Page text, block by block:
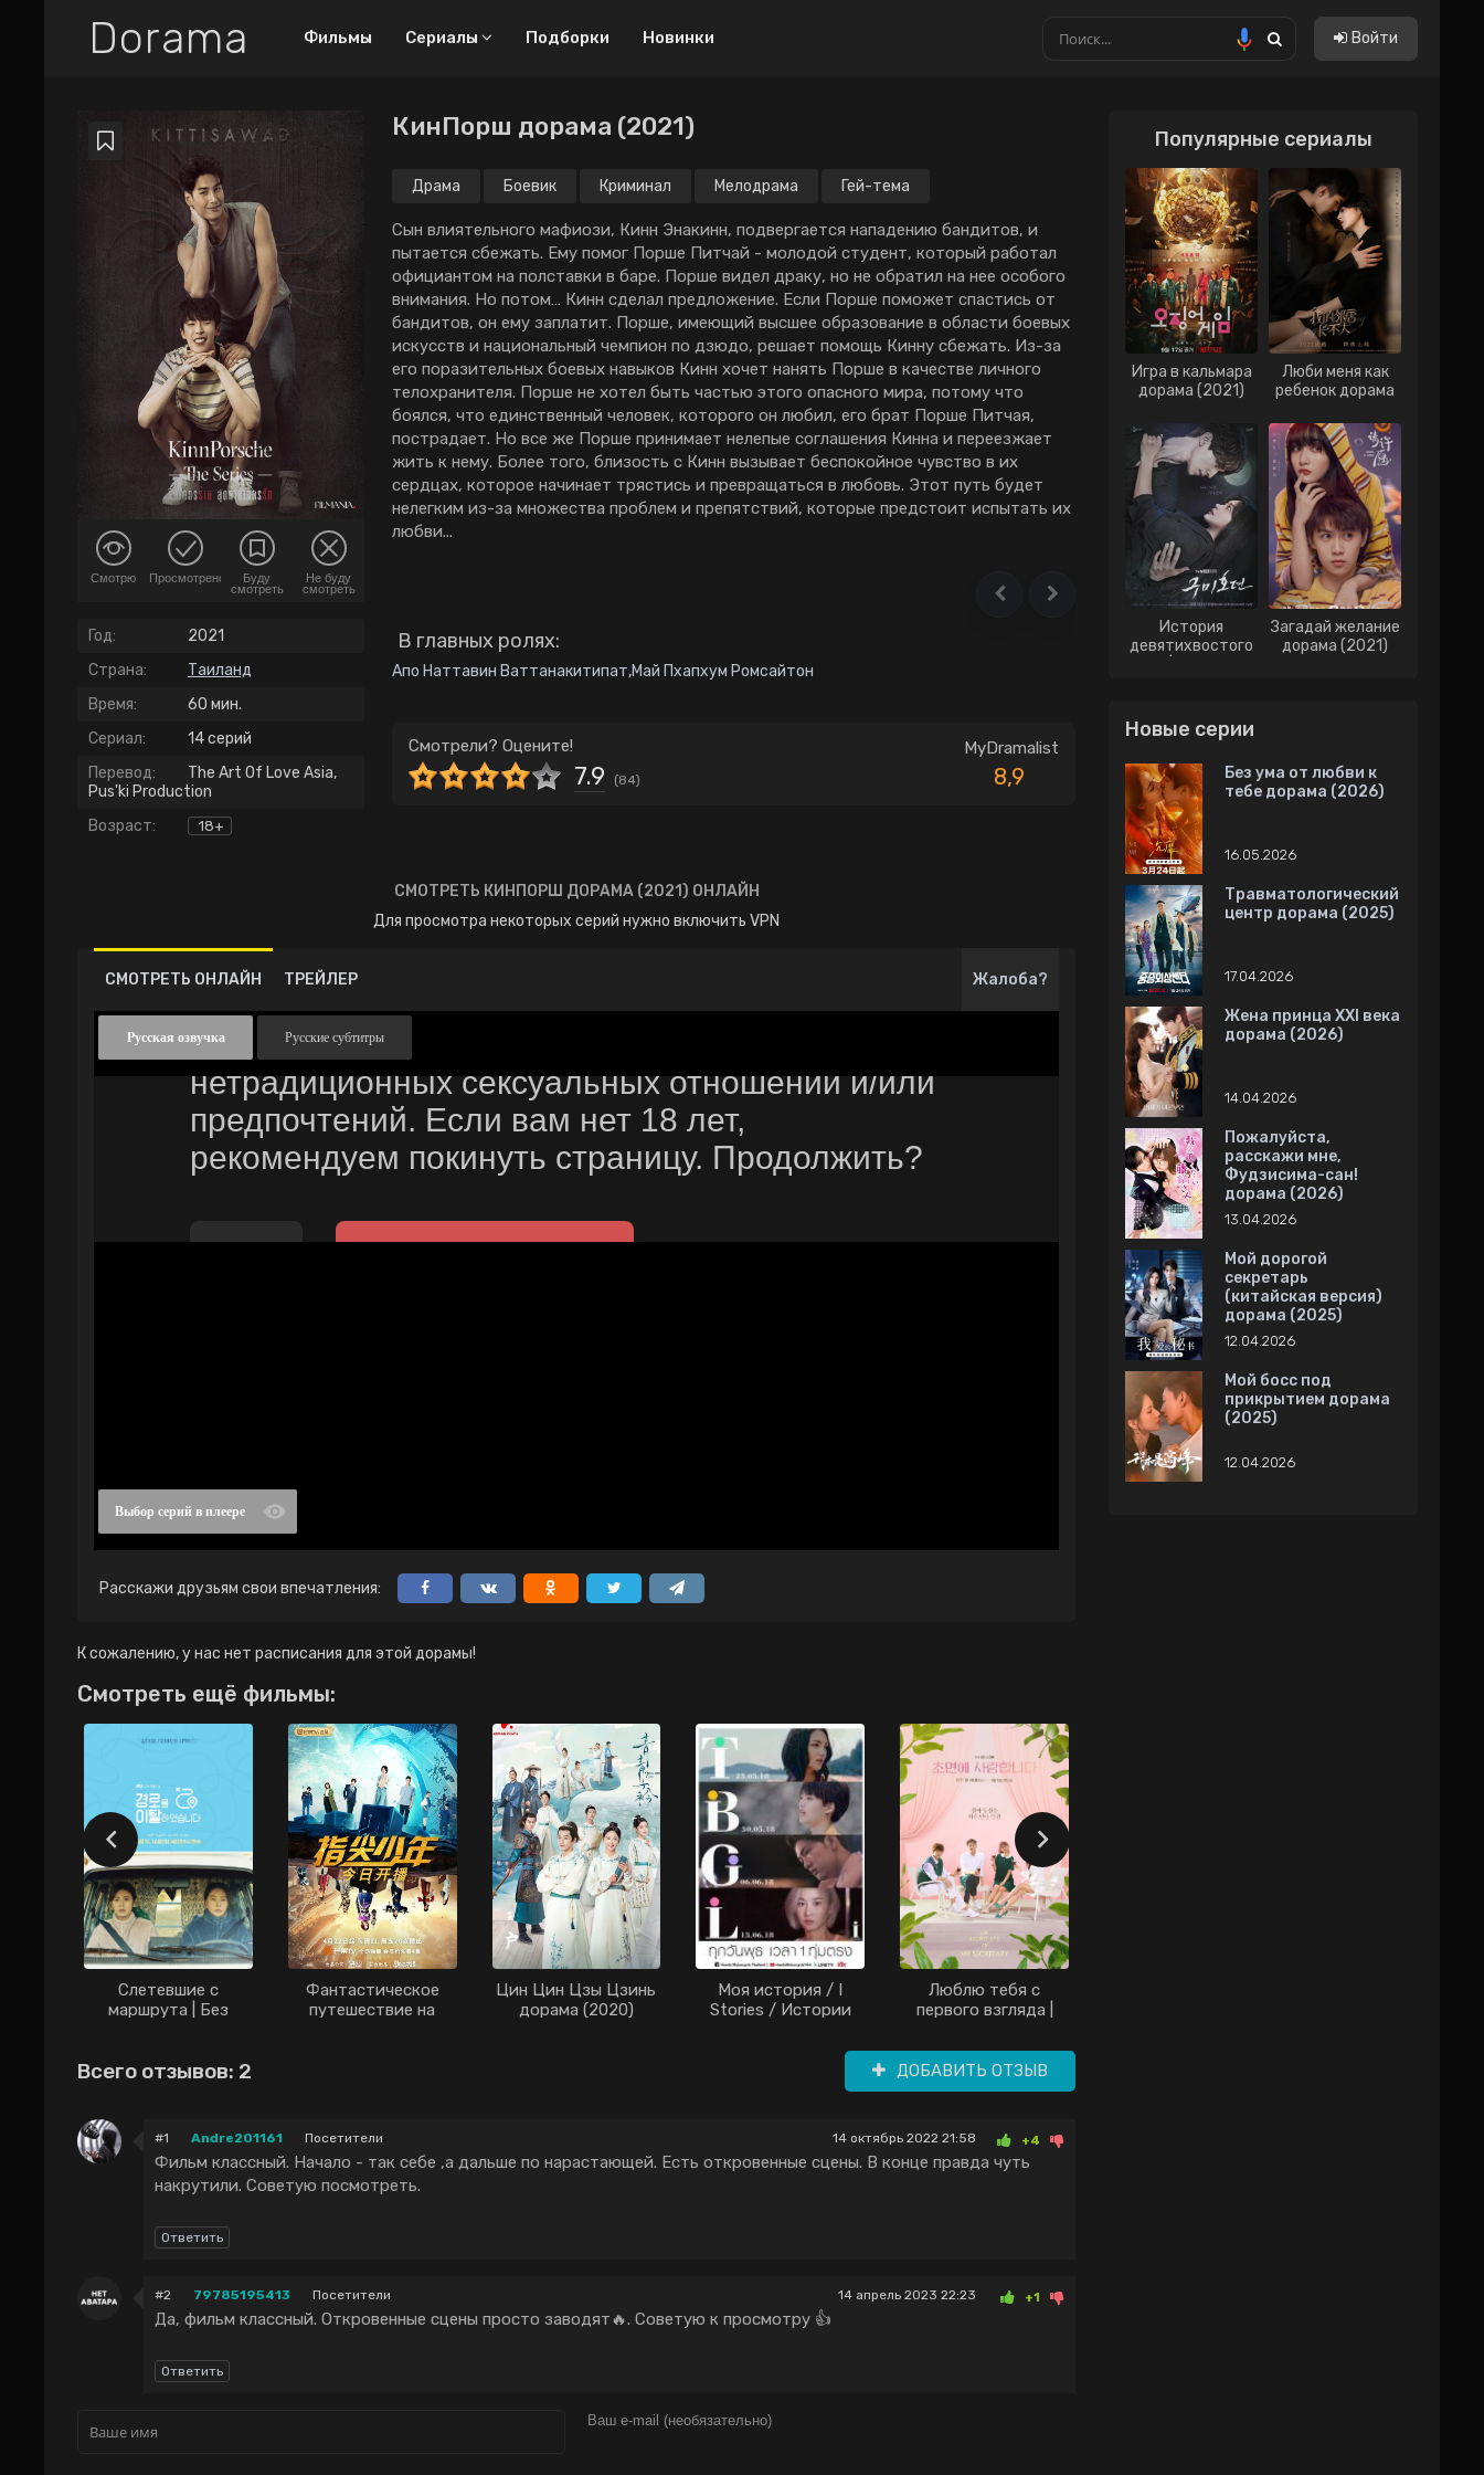
Dorama Фильмы Сериалы
Все дорамы
ТОП-100
Про любовный
труугольник
Про богатых парней
2026
2024
2023
2021
2020
2018
Драма
Боевик
Музыка
Военный
Детектив
Мистика
Биография
Мини-дорамы
Исторический
Комедия
Мелодрама
Приключения
Спорт
ТВ шоу
Триллер
Фантастика
18+
Корея Южная
Тайванськие
Филиппинские
Вьетнам
Гонконг
Малайзия
Сингапур
Подборки Новинки Войти
КинПорш дорама (2021)
Драма Боевик Криминал Мелодрама Гей-тема
Сын влиятельного мафиози, Кинн Энакинн, подвергается нападению бандитов, и
пытается сбежать. Ему помог Порше Питчай - молодой студент, который работал
официантом на полставки в баре. Порше видел драку, но не обратил на нее особого
внимания. Но потом… Кинн сделал предложение. Если Порше поможет спастись от
бандитов, он ему заплатит. Порше, имеющий высшее образование в области боевых
искусств и национальный чемпион по дзюдо, решает помощь Кинну сбежать. Из-за
его поразительных боевых навыков Кинн хочет нанять Порше в качестве личного
телохранителя. Порше не хотел быть частью этого опасного мира, потому что
боялся, что единственный человек, которого он любил, его брат Порше Питчая,
пострадает. Но все же Порше принимает нелепые соглашения Кинна и переезжает
жить к нему. Более того, близость с Кинн вызывает беспокойное чувство в их
сердцах, которое начинает трястись и превращаться в любовь. Этот путь будет
нелегким из-за множества проблем и препятствий, которые предстоит испытать их
любви...
В главных ролях:
Апо Наттавин Ваттанакитипат,Май Пхапхум Ромсайтон
Смотрели? Оцените!
7.9 (84)
MyDramalist
8,9
Смотрю Просмотрено
Буду
смотреть
Не буду
смотреть
Год:
2021
Страна:
Таиланд
Время:
60 мин.
Сериал:
14 серий
Перевод:
The Art Of Love Asia,
Pus'ki Production
Возраст:
18+
СМОТРЕТЬ КИНПОРШ ДОРАМА (2021) ОНЛАЙН
Для просмотра некоторых серий нужно включить VPN
СМОТРЕТЬ ОНЛАЙН ТРЕЙЛЕР Жалоба?
Русская озвучка Русские субтитры
Выбор серий в плеере
Расскажи друзьям свои впечатления:
К сожалению, у нас нет расписания для этой дорамы!
Смотреть ещё фильмы:
Слетевшие с
маршрута | Без
Фантастическое
путешествие на
Цин Цин Цзы Цзинь
дорама (2020)
Моя история / I
Stories / Истории
Люблю тебя с
первого взгляда |
секретаря дорама
(2019)
Всего отзывов: 2 ДОБАВИТЬ ОТЗЫВ
#1 Andre201161 Посетители 14 октябрь 2022 21:58 +4
Фильм классный. Начало - так себе ,а дальше по нарастающей. Есть откровенные сцены. В конце правда чуть
накрутили. Советую посмотреть.
Ответить
#2 79785195413 Посетители 14 апрель 2023 22:23 +1
Да, фильм классный. Откровенные сцены просто заводят🔥. Советую к просмотру 👍
Ответить
Популярные сериалы
Игра в кальмара
дорама (2021)
Люби меня как
ребенок дорама
История
девятихвостого
Загадай желание
дорама (2021)
Новые серии
Без ума от любви к
тебе дорама (2026)
16.05.2026
Травматологический
центр дорама (2025)
17.04.2026
Жена принца XXI века
дорама (2026)
14.04.2026
Пожалуйста,
расскажи мне,
Фудзисима-сан!
дорама (2026)
13.04.2026
Мой дорогой
секретарь
(китайская версия)
дорама (2025)
12.04.2026
Мой босс под
прикрытием дорама
(2025)
12.04.2026